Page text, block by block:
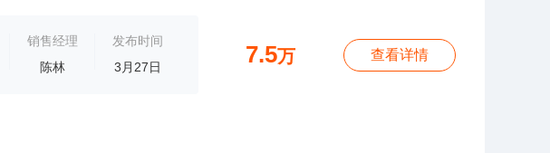
销售经理
陈林
发布时间
3月27日
7.5万 查看详情